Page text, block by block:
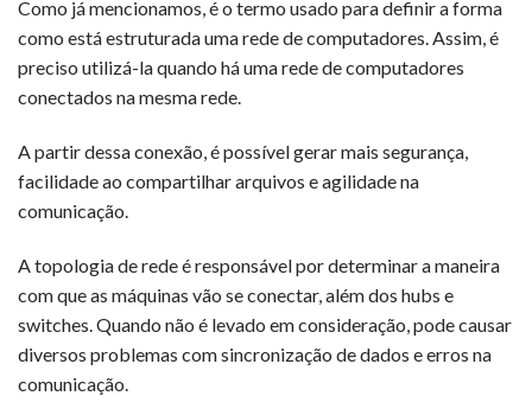
Como já mencionamos, é o termo usado para definir a forma
como está estruturada uma rede de computadores. Assim, é
preciso utilizá-la quando há uma rede de computadores
conectados na mesma rede.
A partir dessa conexão, é possível gerar mais segurança,
facilidade ao compartilhar arquivos e agilidade na
comunicação.
A topologia de rede é responsável por determinar a maneira
com que as máquinas vão se conectar, além dos hubs e
switches. Quando não é levado em consideração, pode causar
diversos problemas com sincronização de dados e erros na
comunicação.